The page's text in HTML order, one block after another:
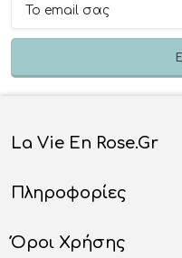
La Vie En Rose.gr
Πληροφορίες
Όροι Χρήσης